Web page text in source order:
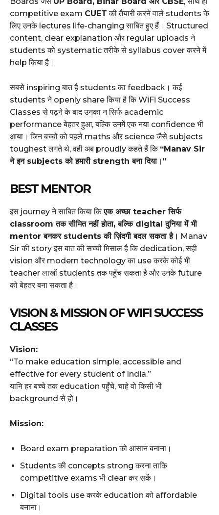
competitive exam CUET की तैयारी करने वाले students के
लिए उनके lectures life-changing साबित हुए हैं। Structured
content, clear explanation और regular uploads ने
students को systematic तरीके से syllabus cover करने में
help किया है।
सबसे inspiring बात है students का feedback। कई
students ने openly share किया है कि WiFi Success
Classes से पढ़ने के बाद उनका न सिर्फ academic
performance बेहतर हुआ, बल्कि उनमें एक नया confidence भी
आया। जिन बच्चों को पहले maths और science जैसे subjects
toughest लगते थे, वही अब proudly कहते हैं कि “Manav Sir
ने इन subjects को हमारी strength बना दिया।”
BEST MENTOR
इस journey ने साबित किया किएक अच्छा teacher सिर्फ
classroom तक सीमित नहीं होता, बल्कि digital दुनिया में भी
mentor बनकर students की ज़िंदगी बदल सकता है। Manav
Sir की story इस बात की सच्ची मिसाल है कि dedication, सही
vision और modern technology का use करके कोई भी
teacher लाखों students तक पहुँच सकता है और उनके future
को बेहतर बना सकता है।
VISION & MISSION OF WIFI SUCCESS
CLASSES
Vision:
“To make education simple, accessible and
effective for every student of India.”
यानि हर बच्चे तक education पहुँचे, चाहे वो किसी भी
background से हो।
Mission:
Board exam preparation को आसान बनाना।
Students की concepts strong करना ताकि
competitive exams भी clear कर सकें।
Digital tools use करके education को affordable
बनाना।